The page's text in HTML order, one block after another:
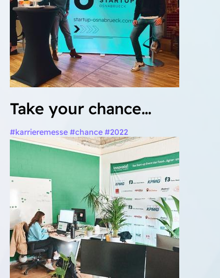
Take your chance…
#karrieremesse #chance #2022